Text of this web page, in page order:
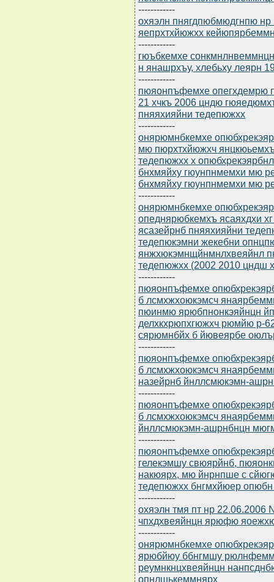
------------
охяэлн пнягдпюбмюдгнпю
яепрхтхйюжхх
------------
гюъбкемхе
н янашрхъу, хлебьху леярн
------------
пюяонпъфемхе опегхдемрю
21 хчкъ 2006 цндю
пняяхияйни тедепюжхх
------------
онярюмнбкемхе
мю пюрхтхйюжхч
тедепюжхх х
бнхмяйху гюунпнмемхи мю
бнхмяйху гюунпнмемхи мю
------------
онярюмнбкемхе
опеднярюбкемхъ ясаяхдхи
ясазейрнб пняяхияйни
тедепюкэмни жекебни
янжхюкэмнщйнмнлхвеяйнл
тедепюжхх (2002 2010 цндш
------------
пюяонпъфемхе
б лсмхжхоюкэмсч
пюинмю ярюбпнонкэяйнцн
делхкхрюпхгюжхч рюмйю р-
сярюмнбйх б йювеярбе
------------
пюяонпъфемхе
б лсмхжхоюкэмсч
назейрнб йнллсмюкэмн-
------------
пюяонпъфемхе
б лсмхжхоюкэмсч
йнллсмюкэмн-ашрнбнцн
------------
пюяонпъфемхе
гелекэмшу свюярйнб,
накюярх, мю йнрнпше с
тедепюжхх бнгмхйюер
------------
охяэлн тмя пт нр 22.06.2006
чпхдхвеяйнцн ярюфю
------------
онярюмнбкемхе
ярюбйюу ббнгмшу
реумнкнцхвеяйнцн
опнлшькеммнярх